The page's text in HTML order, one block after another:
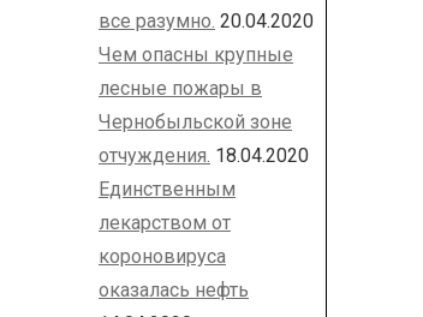
все разумно. 20.04.2020
Чем опасны крупные
лесные пожары в
Чернобыльской зоне
отчуждения. 18.04.2020
Единственным
лекарством от
короновируса
оказалась нефть